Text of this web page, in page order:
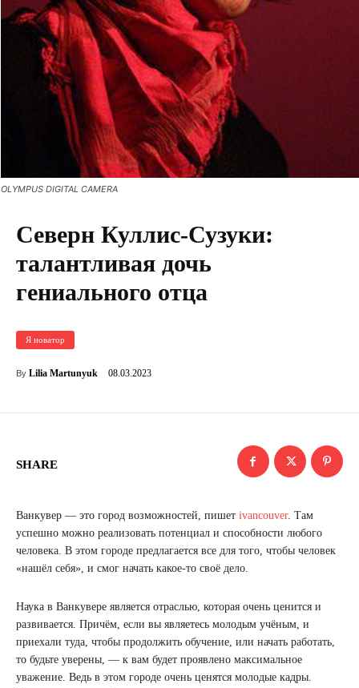
Северн Куллис-Сузуки:
талантливая дочь
гениального отца
Я новатор
By Lilia Martunyuk 08.03.2023
OLYMPUS DIGITAL CAMERA
SHARE
Ванкувер — это город возможностей, пишет ivancouver. Там
успешно можно реализовать потенциал и способности любого
человека. В этом городе предлагается все для того, чтобы человек
«нашёл себя», и смог начать какое-то своё дело.
Наука в Ванкувере является отраслью, которая очень ценится и
развивается. Причём, если вы являетесь молодым учёным, и
приехали туда, чтобы продолжить обучение, или начать работать,
то будьте уверены, — к вам будет проявлено максимальное
уважение. Ведь в этом городе очень ценятся молодые кадры.